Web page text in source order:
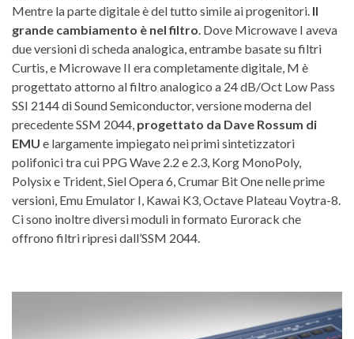
Mentre la parte digitale è del tutto simile ai progenitori. Il
grande cambiamento è nel filtro . Dove Microwave I aveva
due versioni di scheda analogica, entrambe basate su filtri
Curtis, e Microwave II era completamente digitale, M è
progettato attorno al filtro analogico a 24 dB/Oct Low Pass
SSI 2144 di Sound Semiconductor, versione moderna del
precedente SSM 2044, progettato da Dave Rossum di
EMU e largamente impiegato nei primi sintetizzatori
polifonici tra cui PPG Wave 2.2 e 2.3, Korg MonoPoly,
Polysix e Trident, Siel Opera 6, Crumar Bit One nelle prime
versioni, Emu Emulator I, Kawai K3, Octave Plateau Voytra-8.
Ci sono inoltre diversi moduli in formato Eurorack che
offrono filtri ripresi dall’SSM 2044.